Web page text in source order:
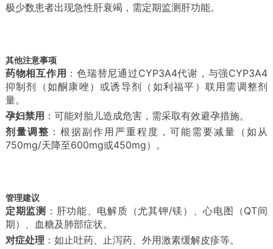
极少数患者出现急性肝衰竭，需定期监测肝功能。
其他注意事项
药物相互作用 ：色瑞替尼通过CYP3A4代谢，与强CYP3A4
抑制剂（如酮康唑）或诱导剂（如利福平）联用需调整剂
量。
孕妇禁用 ：可能对胎儿造成危害，需采取有效避孕措施。
剂量调整 ：根据副作用严重程度，可能需要减量（如从
750mg/天降至600mg或450mg）。
管理建议
定期监测 ：肝功能、电解质（尤其钾/镁）、心电图（QT间
期）、血糖及肺部症状。
对症处理 ：如止吐药、止泻药、外用激素缓解皮疹等。